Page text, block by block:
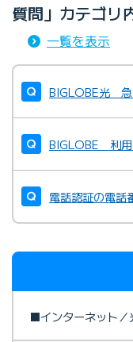
質問」カテゴリ
一覧を表示
BIGLOBE光 急
BIGLOBE 利用
電話認証の電話
■インターネット／